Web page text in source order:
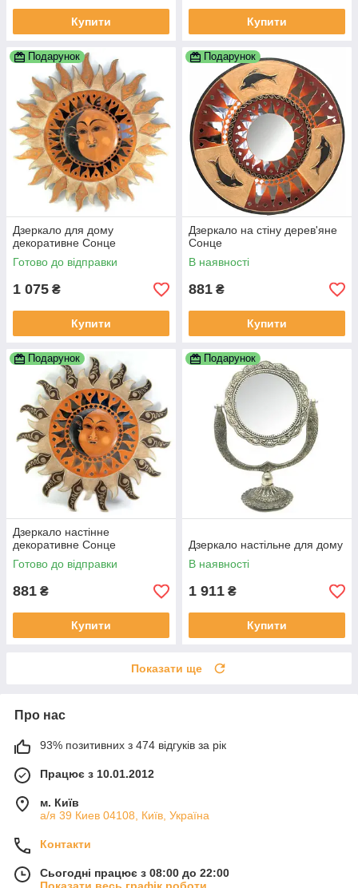
Купити Купити
Подарунок
Дзеркало для дому
декоративне Сонце
Готово до відправки
1 075 ₴
Купити
Подарунок
Дзеркало на стіну дерев'яне
Сонце
В наявності
881 ₴
Купити
Подарунок
Дзеркало настінне
декоративне Сонце
Готово до відправки
881 ₴
Купити
Подарунок
Дзеркало настільне для дому
В наявності
1 911 ₴
Купити
Показати ще
Про нас
93% позитивних з 474 відгуків за рік
Працює з 10.01.2012
м. Київ
а/я 39 Киев 04108, Київ, Україна
Контакти
Сьогодні працює з 08:00 до 22:00